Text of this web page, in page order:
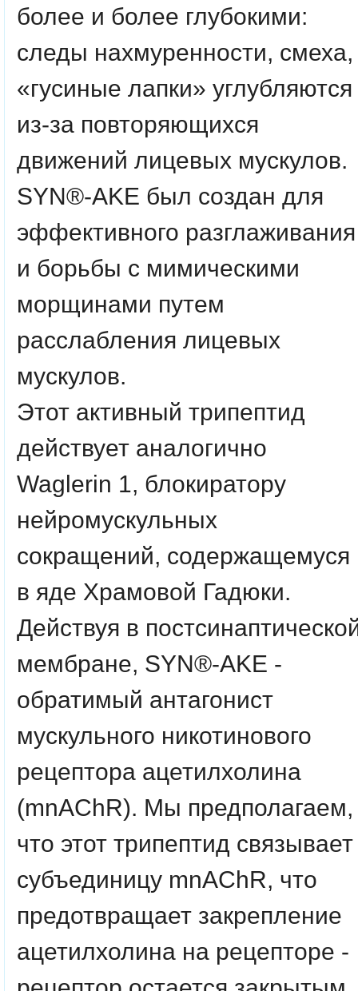
более и более глубокими:
следы нахмуренности, смеха,
«гусиные лапки» углубляются
из-за повторяющихся
движений лицевых мускулов.
SYN®-AKE был создан для
эффективного разглаживания
и борьбы с мимическими
морщинами путем
расслабления лицевых
мускулов.
Этот активный трипептид
действует аналогично
Waglerin 1, блокиратору
нейромускульных
сокращений, содержащемуся
в яде Храмовой Гадюки.
Действуя в
мембране, SYN®-AKE -
обратимый антагонист
мускульного никотинового
рецептора ацетилхолина
(mnAChR). Мы предполагаем,
что этот трипептид связывает
субъединицу mnAChR, что
предотвращает закрепление
ацетилхолина на рецепторе -